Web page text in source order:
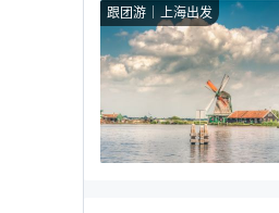
跟团游 上海出发